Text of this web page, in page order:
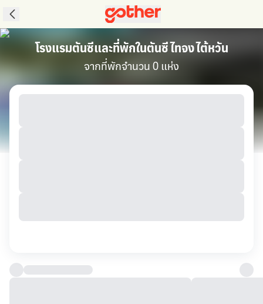
โรงแรมตันซีและที่พักในตันซี ไทจง ไต้หวัน
จากที่พักจำนวน 0 แห่ง